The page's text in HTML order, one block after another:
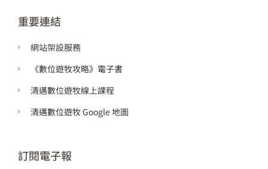
k
-
a
m
重要連結
網站架設服務
《數位遊牧攻略》電子書
清邁數位遊牧線上課程
清邁數位遊牧 Google 地圖
訂閱電子報